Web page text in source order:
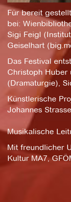
Für bereit
bei:
Sigi Feigl
Geiselhart
Das Festival
Christoph Huber
(Dramaturgie),
Künstlerische
Johannes
Musikalische
Mit freundlicher
Kultur MA7,